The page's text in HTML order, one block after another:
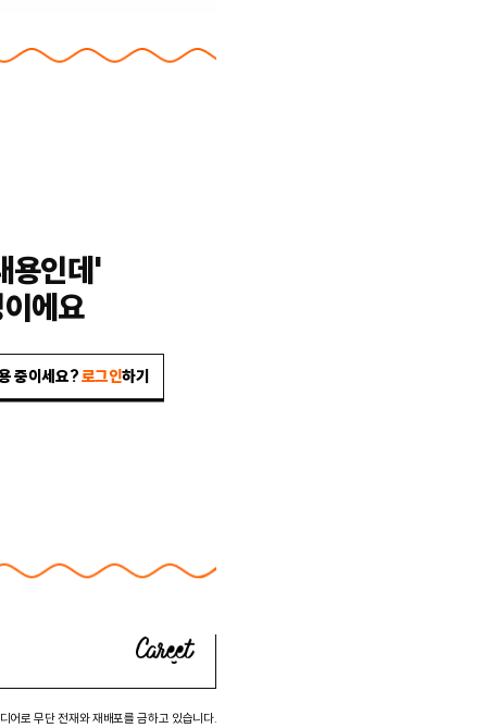
용인데'
에요
중이세요?로그인하기
어로 무단 전재와 재배포를 금하고 있습니다.